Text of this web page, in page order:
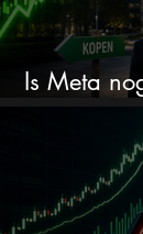
Is Meta
wordt het